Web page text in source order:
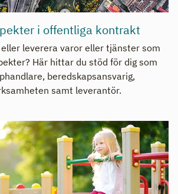
i offentliga kontrakt
leverera varor eller tjänster som
Här hittar du stöd för dig som
beredskapsansvarig,
samt leverantör.